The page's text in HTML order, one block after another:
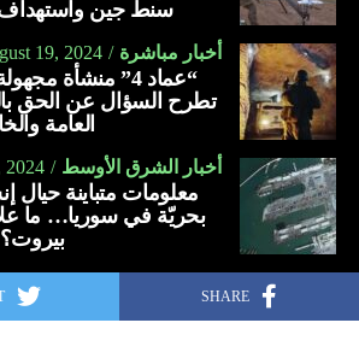
SHARE
80 في المائة من مدينة بورت أو برنس في السنوات الماضية.
متواضع ومحبّ للفقراء. كان يخدم
ولم تؤثر فيه السلطة.
كتب تاريخ صلوات الكنيسة المارونية
فسمّي “أبو التاريخ اللبناني”.
اسس الرهبانيات اللبنانية المارونية.
تحمّل الاضطهاد والإهانات حباً بالمسيح،
سهراً دؤوباً كي لا تدخل عليهم التعاليم غير
معلومات متباينة حيال
بحريّة في سوريا… ما
بيروت؟
دليل لبنان